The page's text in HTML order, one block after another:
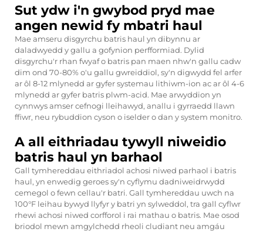
Sut ydw i'n gwybod pryd mae
angen newid fy mbatri haul
Mae amseru disgyrchu batris haul yn dibynnu ar
daladwyedd y gallu a gofynion perfformiad. Dylid
disgyrchu'r rhan fwyaf o batris pan maen nhw'n gallu cadw
dim ond 70-80% o'u gallu gwreiddiol, sy'n digwydd fel arfer
ar ôl 8-12 mlynedd ar gyfer systemau lithiwm-ion ac ar ôl 4-6
mlynedd ar gyfer batris plwm-acid. Mae arwyddion yn
cynnwys amser cefnogi lleihawyd, anallu i gyrraedd llawn
ffiwr, neu rybuddion cyson o iselder o dan y system monitro.
A all eithriadau tywyll niweidio
batris haul yn barhaol
Gall tymhereddau eithriadol achosi niwed parhaol i batris
haul, yn enwedig geroes sy'n cyflymu dadniweidrwydd
cemegol o fewn cellau'r batri. Gall tymhereddau uwch na
100°F leihau bywyd llyfyr y batri yn sylweddol, tra gall cyflwr
rhewi achosi niwed corfforol i rai mathau o batris. Mae osod
briodol mewn amgylchedd rheoli cludiant neu amgáu